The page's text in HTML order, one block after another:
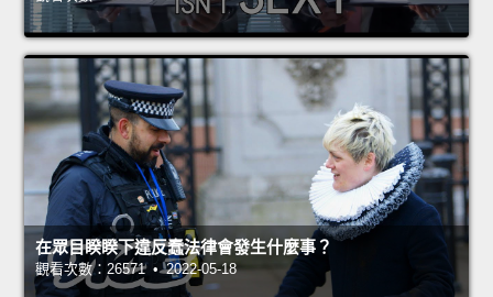
在眾目睽睽下違反蠢法律會發生什麼事？
觀看次數：26571 • 2022-05-18